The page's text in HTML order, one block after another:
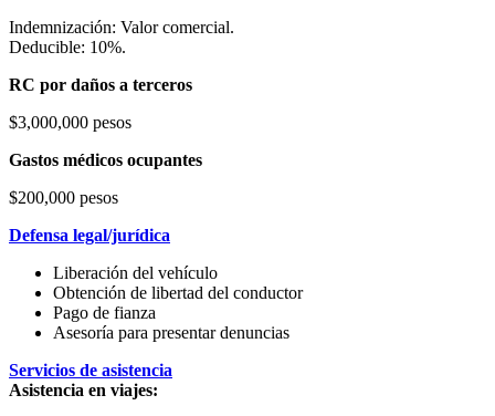
Indemnización: Valor comercial.
Deducible: 10%.
RC por daños a terceros
$3,000,000 pesos
Gastos médicos ocupantes
$200,000 pesos
Defensa legal/jurídica
Liberación del vehículo
Obtención de libertad del conductor
Pago de fianza
Asesoría para presentar denuncias
Servicios de asistencia
Asistencia en viajes: